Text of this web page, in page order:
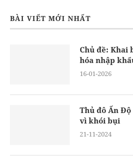
BÀI VIẾT MỚI NHẤT
Chủ đề: Khai
hóa nhập
16-01-2026
Thủ đô Ấn
vì khói bụi
21-11-2024